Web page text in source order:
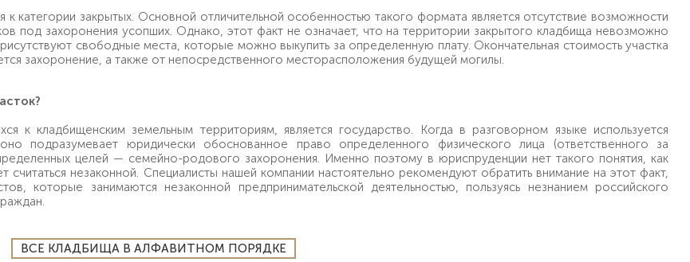
категории закрытых. Основной отличительной особенностью такого формата является отсутствие возможности
под захоронения усопших. Однако, этот факт не означает, что на территории закрытого кладбища невозможно
свободные места, которые можно выкупить за определенную плату. Окончательная стоимость участка
захоронение, а также от непосредственного месторасположения будущей могилы.
к кладбищенским земельным территориям, является государство. Когда в разговорном языке используется
подразумевает юридически обоснованное право определенного физического лица (ответственного за
целей — семейно-родового захоронения. Именно поэтому в юриспруденции нет такого понятия, как
считаться незаконной. Специалисты нашей компании настоятельно рекомендуют обратить внимание на этот факт,
занимаются незаконной предпринимательской деятельностью, пользуясь незнанием российского
ВСЕ КЛАДБИЩА В АЛФАВИТНОМ ПОРЯДКЕ